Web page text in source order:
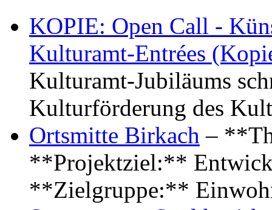
KOPIE: Open Call -
Kulturamt-Entrées
Kulturamt-Jubiläums
Kulturförderung des
Ortsmitte Birkach –
**Projektziel:**
**Zielgruppe:**